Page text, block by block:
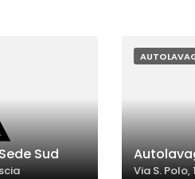
Sud
Via S. Polo,